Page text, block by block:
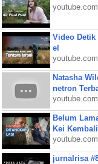
youtube.com
Video Detik
el
youtube.com
Natasha
netron
youtube.com
Belum
Kei
youtube.com
jurnalrisa